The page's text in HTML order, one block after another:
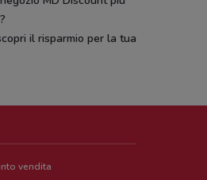
il risparmio per la tua
vendita